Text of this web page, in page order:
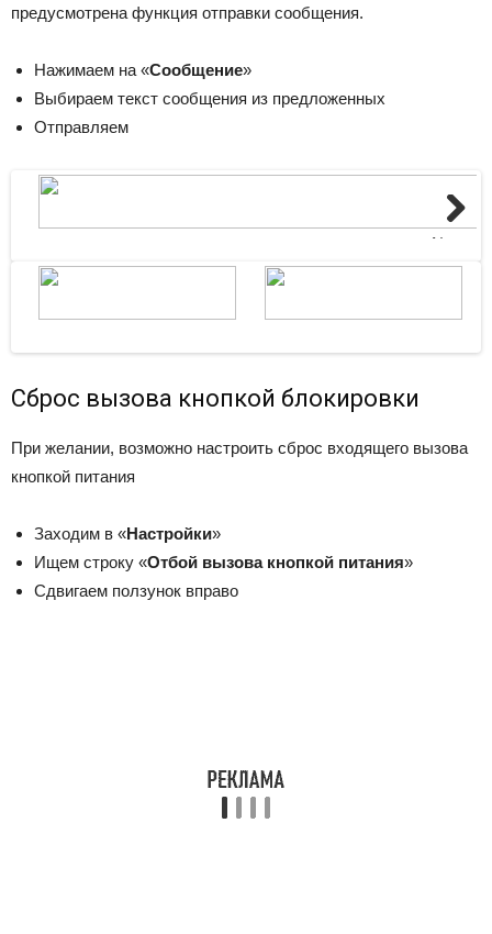
предусмотрена функция отправки сообщения.
Нажимаем на «Сообщение»
Выбираем текст сообщения из предложенных
Отправляем
Next
Сброс вызова кнопкой блокировки
При желании, возможно настроить сброс входящего вызова
кнопкой питания
Заходим в «Настройки»
Ищем строку «Отбой вызова кнопкой питания»
Сдвигаем ползунок вправо